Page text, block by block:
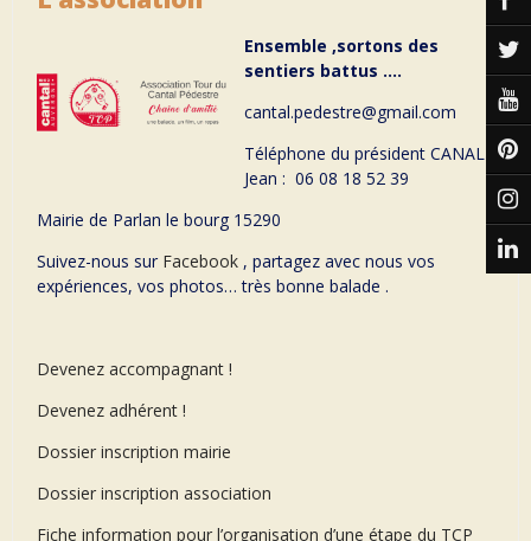
Ensemble ,sortons des
sentiers battus ….
cantal.pedestre@gmail.com
Téléphone du président CANAL
Jean : 06 08 18 52 39
Mairie de Parlan le bourg 15290
Suivez-nous sur Facebook , partagez avec nous vos
expériences, vos photos… très bonne balade .
Devenez accompagnant !
Devenez adhérent !
Dossier inscription mairie
Dossier inscription association
Fiche information pour l’organisation d’une étape du TCP